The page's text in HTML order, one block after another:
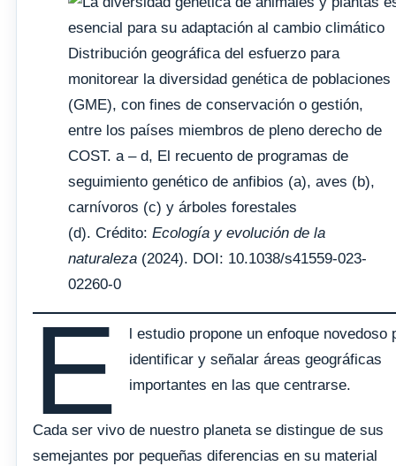
Distribución geográfica del esfuerzo para
monitorear la diversidad genética de poblaciones
(GME), con fines de conservación o gestión,
entre los países miembros de pleno derecho de
COST. a – d, El recuento de programas de
seguimiento genético de anfibios (a), aves (b),
carnívoros (c) y árboles forestales
(d). Crédito: Ecología y evolución de la
naturaleza (2024). DOI: 10.1038/s41559-023-
02260-0
E
l estudio propone un enfoque novedoso
identificar y señalar áreas geográficas
importantes en las que centrarse.
Cada ser vivo de nuestro planeta se distingue de sus
semejantes por pequeñas diferencias en su material